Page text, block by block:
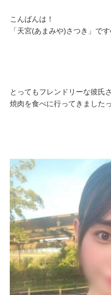
こんばんは！
「天宮(あまみや)さつき」で
とってもフレンドリーな彼氏
焼肉を食べに行ってきましたっ